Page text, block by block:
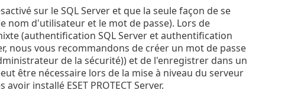
sur le SQL Server et que la seule façon de se
nom d'utilisateur et le mot de passe). Lors de
(authentification SQL Server et authentification
nous vous recommandons de créer un mot de passe
de la sécurité)) et de l'enregistrer dans un
être nécessaire lors de la mise à niveau du serveur
avoir installé ESET PROTECT Server.